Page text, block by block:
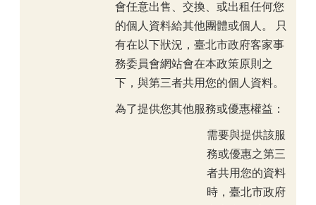
會任意出售、交換、或出租任何您
的個人資料給其他團體或個人。 只
有在以下狀況，臺北市政府客家事
務委員會網站會在本政策原則之
下，與第三者共用您的個人資料。
為了提供您其他服務或優惠權益：
需要與提供該服
務或優惠之第三
者共用您的資料
時，臺北市政府